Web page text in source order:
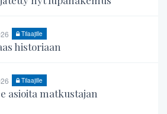
Tilaajille
historiaan
Tilaajille
asioita matkustajan